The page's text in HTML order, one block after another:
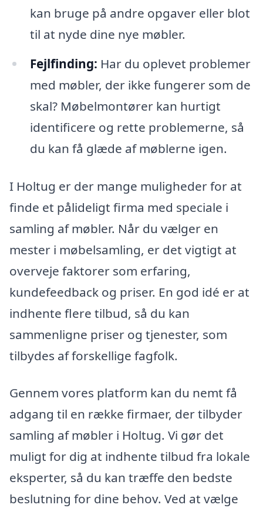
kan bruge på andre opgaver eller blot
til at nyde dine nye møbler.
Fejlfinding: Har du oplevet problemer
med møbler, der ikke fungerer som de
skal? Møbelmontører kan hurtigt
identificere og rette problemerne, så
du kan få glæde af møblerne igen.
I Holtug er der mange muligheder for at
finde et pålideligt firma med speciale i
samling af møbler. Når du vælger en
mester i møbelsamling, er det vigtigt at
overveje faktorer som erfaring,
kundefeedback og priser. En god idé er at
indhente flere tilbud, så du kan
sammenligne priser og tjenester, som
tilbydes af forskellige fagfolk.
Gennem vores platform kan du nemt få
adgang til en række firmaer, der tilbyder
samling af møbler i Holtug. Vi gør det
muligt for dig at indhente tilbud fra lokale
eksperter, så du kan træffe den bedste
beslutning for dine behov. Ved at vælge